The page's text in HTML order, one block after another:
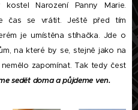
Narození Panny Marie.
čas se vrátit. Ještě před tím
je umístěna stíhačka. Jde o
na které by se, stejně jako na
zapomínat. Tak tedy čest
sedět doma a půjdeme ven.